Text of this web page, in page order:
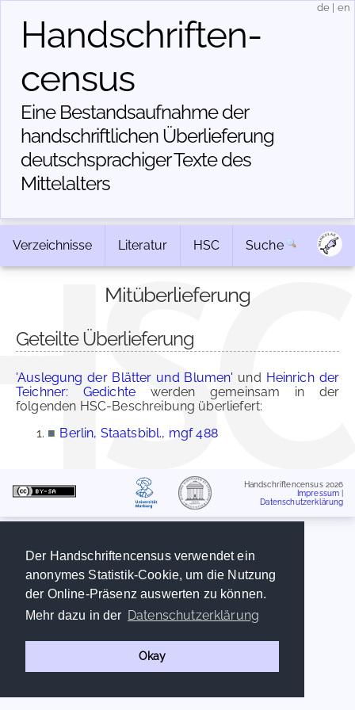
Der Handschriftencensus verwendet ein
anonymes Statistik-Cookie, um die Nutzung
der Online-Präsenz auswerten zu können.
Mehr dazu in der Datenschutzerklärung
Okay
Handschriften­
census
Eine Bestandsaufnahme der
handschriftlichen Über­lieferung
deutschsprachiger Texte des
Mittelalters
de en
Verzeichnisse Literatur HSC Suche
Mitüberlieferung
Geteilte Überlieferung
'Auslegung der Blätter und Blumen' und Heinrich der
Teichner: Gedichte werden gemeinsam in der
folgenden HSC-Beschreibung überliefert:
■ Berlin, Staatsbibl., mgf 488
Handschriftencensus 2026
Impressum
Datenschutzerklärung